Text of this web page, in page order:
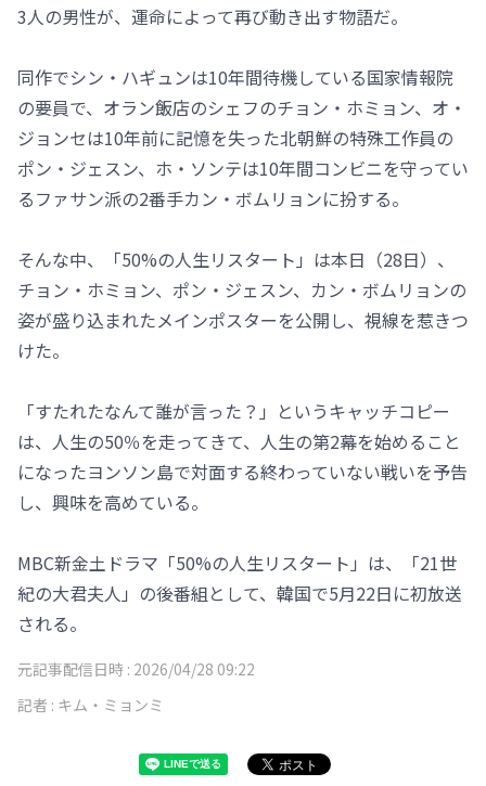
3人の男性が、運命によって再び動き出す物語だ。
同作でシン・ハギュンは10年間待機している国家情報院
の要員で、オラン飯店のシェフのチョン・ホミョン、オ・
ジョンセは10年前に記憶を失った北朝鮮の特殊工作員の
ポン・ジェスン、ホ・ソンテは10年間コンビニを守ってい
るファサン派の2番手カン・ボムリョンに扮する。
そんな中、「50%の人生リスタート」は本日（28日）、
チョン・ホミョン、ポン・ジェスン、カン・ボムリョンの
姿が盛り込まれたメインポスターを公開し、視線を惹きつ
けた。
「すたれたなんて誰が言った？」というキャッチコピー
は、人生の50％を走ってきて、人生の第2幕を始めること
になったヨンソン島で対面する終わっていない戦いを予告
し、興味を高めている。
MBC新金土ドラマ「50%の人生リスタート」は、「21世
紀の大君夫人」の後番組として、韓国で5月22日に初放送
される。
元記事配信日時 : 2026/04/28 09:22
記者 : キム・ミョンミ